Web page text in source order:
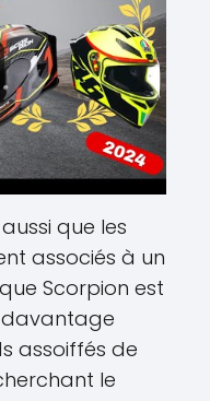
que les
associés à un
Scorpion est
assoiffés de
le